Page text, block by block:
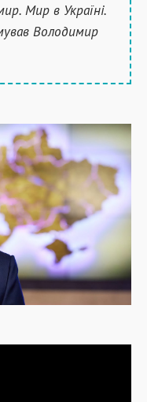
Мир в Україні.
Володимир